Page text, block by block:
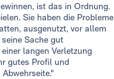
ist das in Ordnung.
Sie haben die Probleme
ausgenutzt, vor allem
Sache gut
langen Verletzung
gutes Profil und